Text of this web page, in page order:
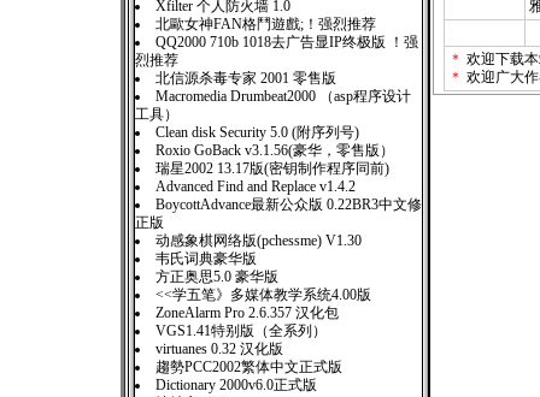
Xfilter 个人防火墙 1.0
北歐女神FAN格鬥遊戲;！强烈推荐
QQ2000 710b 1018去广告显IP终极版 ！强
烈推荐
北信源杀毒专家 2001 零售版
Macromedia Drumbeat2000 （asp程序设计
工具）
Clean disk Security 5.0 (附序列号)
Roxio GoBack v3.1.56(豪华，零售版）
瑞星2002 13.17版(密钥制作程序同前)
Advanced Find and Replace v1.4.2
BoycottAdvance最新公众版 0.22BR3中文修
正版
动感象棋网络版(pchessme) V1.30
韦氏词典豪华版
方正奥思5.0 豪华版
<<学五笔》多媒体教学系统4.00版
ZoneAlarm Pro 2.6.357 汉化包
VGS1.41特别版（全系列）
virtuanes 0.32 汉化版
趨勢PCC2002繁体中文正式版
Dictionary 2000v6.0正式版
＊ 欢迎下载
＊ 欢迎广大